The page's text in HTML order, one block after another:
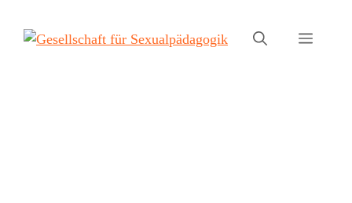
Inhalt
Menü